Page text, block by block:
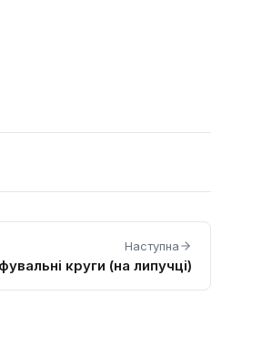
Наступна
круги (на липучці)